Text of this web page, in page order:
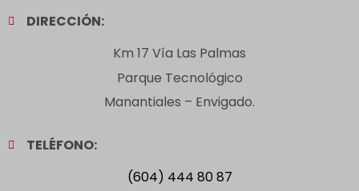
DIRECCIÓN:
Km 17 Vía Las Palmas
Parque Tecnológico
Manantiales – Envigado.
TELÉFONO:
(604) 444 80 87